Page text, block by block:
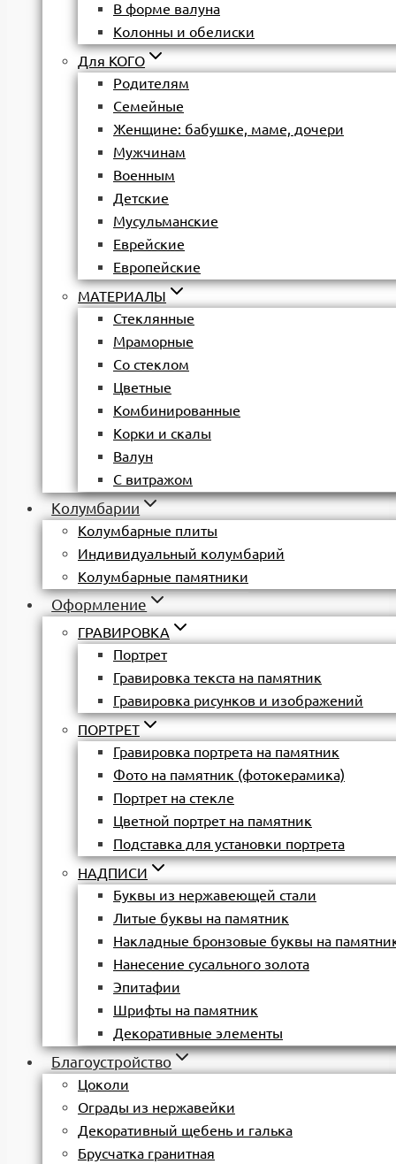
В форме валуна
Колонны и обелиски
Для КОГО
Родителям
Семейные
Женщине: бабушке, маме, дочери
Мужчинам
Военным
Детские
Мусульманские
Еврейские
Европейские
МАТЕРИАЛЫ
Стеклянные
Мраморные
Со стеклом
Цветные
Комбинированные
Корки и скалы
Валун
С витражом
Колумбарии
Колумбарные плиты
Индивидуальный колумбарий
Колумбарные памятники
Оформление
ГРАВИРОВКА
Портрет
Гравировка текста на памятник
Гравировка рисунков и изображений
ПОРТРЕТ
Гравировка портрета на памятник
Фото на памятник (фотокерамика)
Портрет на стекле
Цветной портрет на памятник
Подставка для установки портрета
НАДПИСИ
Буквы из нержавеющей стали
Литые буквы на памятник
Накладные бронзовые буквы на
Нанесение сусального золота
Эпитафии
Шрифты на памятник
Декоративные элементы
Благоустройство
Цоколи
Ограды из нержавейки
Декоративный щебень и галька
Брусчатка гранитная